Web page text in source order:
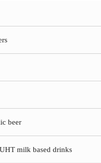
beer
milk based drinks